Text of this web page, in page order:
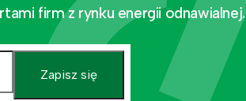
firm z rynku energii odnawialnej.
Zapisz się